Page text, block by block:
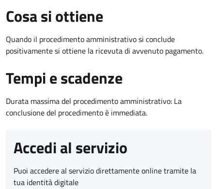
Cosa si ottiene
Quando il procedimento amministrativo si conclude
positivamente si ottiene la ricevuta di avvenuto pagamento.
Tempi e scadenze
Durata massima del procedimento amministrativo: La
conclusione del procedimento è immediata.
Accedi al servizio
Puoi accedere al servizio direttamente online tramite la
tua identità digitale